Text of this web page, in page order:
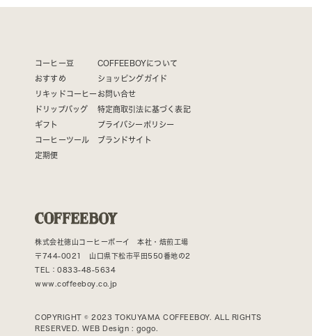
コーヒー豆
おすすめ
リキッドコーヒー
ドリップバッグ
ギフト
コーヒーツール
定期便
COFFEEBOYについて
ショッピングガイド
お問い合せ
特定商取引法に基づく表記
プライバシーポリシー
ブランドサイト
株式会社徳山コーヒーボーイ 本社・焙煎工場
〒744-0021 山口県下松市平田550番地の2
TEL：0833-48-5634
www.coffeeboy.co.jp
COPYRIGHT © 2023 TOKUYAMA COFFEEBOY. ALL RIGHTS
RESERVED. WEB Design : gogo.